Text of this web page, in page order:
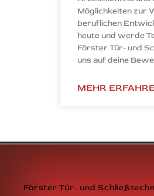
Möglichkeiten zur
beruflichen
heute und werde
Förster Tür- und
uns auf deine
MEHR
Förster Tür- und